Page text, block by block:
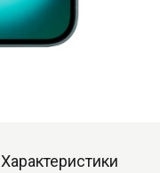
Характеристики